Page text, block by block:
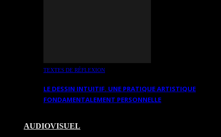
TEXTES DE RÉFLEXION
LE DESSIN INTUITIF. UNE PRATIQUE ARTISTIQUE
FONDAMENTALEMENT PERSONNELLE
AUDIOVISUEL